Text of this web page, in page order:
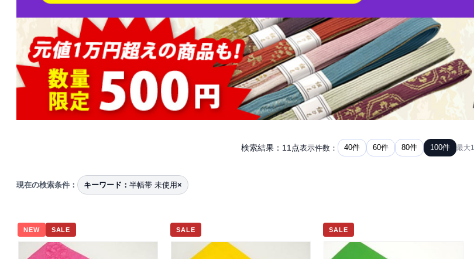
検索結果：11点表示件数： 40件 60件 80件 100件 最大
現在の検索条件： キーワード： 半幅帯 未使用×
NEW SALE SALE SALE